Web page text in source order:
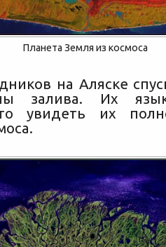
Планета Земля из космоса
на Аляске
залива. Их
увидеть их